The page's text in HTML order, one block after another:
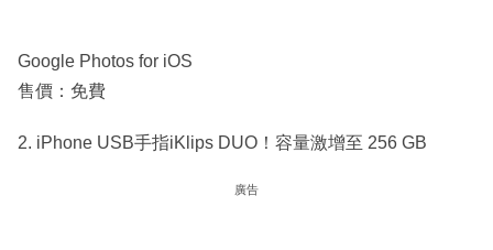
Google Photos for iOS
售價：免費
2. iPhone USB手指iKlips DUO！容量激增至 256 GB
廣告